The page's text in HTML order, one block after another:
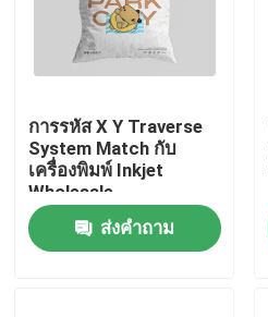
การรหัส X Y Traverse
System Match กับ
เครื่องพิมพ์ Inkjet
Wholesale
ส่งคำถาม